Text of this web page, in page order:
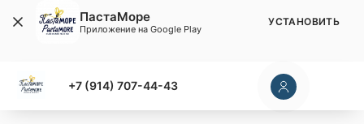
+7 (914) 707-44-43
ПастаМоре
Приложение на Google Play
УСТАНОВИТЬ